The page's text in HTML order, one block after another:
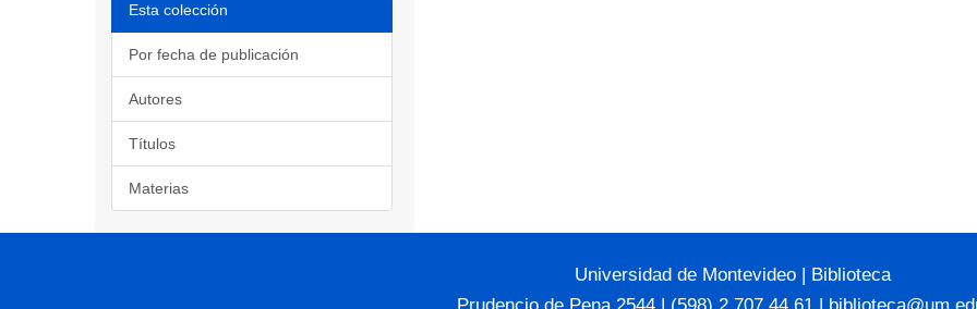
Esta colección
Por fecha de publicación
Autores
Títulos
Materias
Universidad de Montevideo | Biblioteca